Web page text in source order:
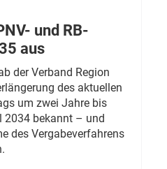
und RB-
aus
der Verband Region
des aktuellen
um zwei Jahre bis
2034 bekannt – und
des Vergabeverfahrens